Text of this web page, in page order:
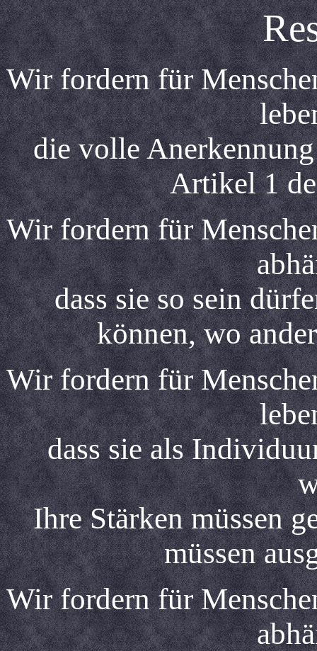
Wir fordern für
die volle
Artikel 1
Wir fordern für
dass sie so sein
können, wo
Wir fordern für
dass sie als
Ihre Stärken müssen
müssen
Wir fordern für